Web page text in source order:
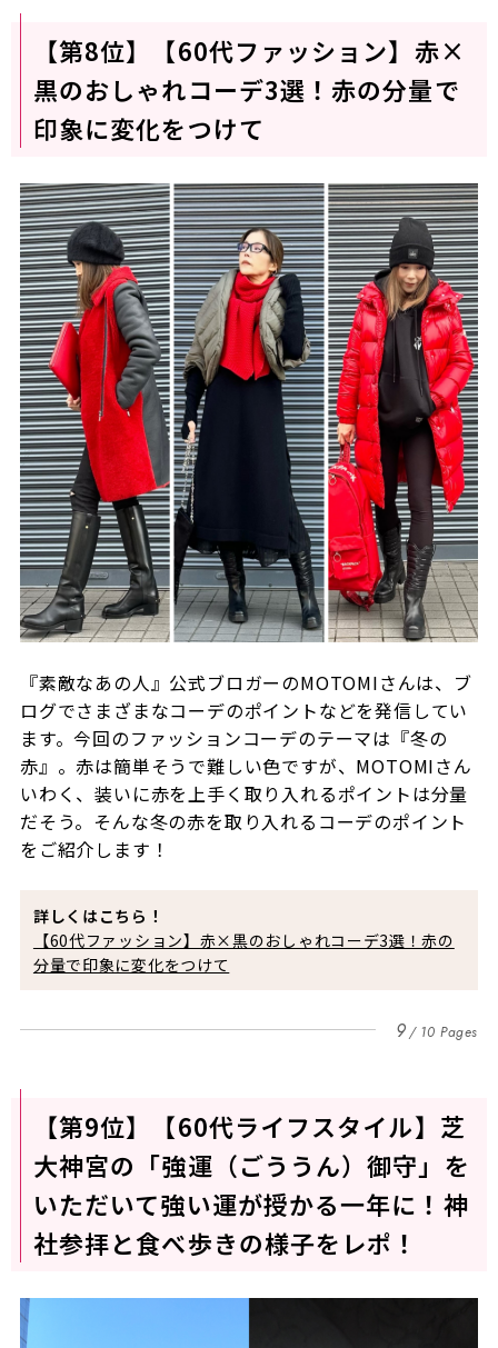
【第8位】【60代ファッション】赤×
黒のおしゃれコーデ3選！赤の分量で
印象に変化をつけて
『素敵なあの人』公式ブロガーのMOTOMIさんは、ブ
ログでさまざまなコーデのポイントなどを発信してい
ます。今回のファッションコーデのテーマは『冬の
赤』。赤は簡単そうで難しい色ですが、MOTOMIさん
いわく、装いに赤を上手く取り入れるポイントは分量
だそう。そんな冬の赤を取り入れるコーデのポイント
をご紹介します！
詳しくはこちら！
【60代ファッション】赤×黒のおしゃれコーデ3選！赤の
分量で印象に変化をつけて
9 10 Pages
【第9位】【60代ライフスタイル】芝
大神宮の「強運（ごううん）御守」を
いただいて強い運が授かる一年に！神
社参拝と食べ歩きの様子をレポ！